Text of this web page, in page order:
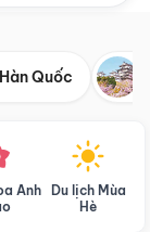
Hàn Quốc
Anh
Du lịch Mùa
Hè